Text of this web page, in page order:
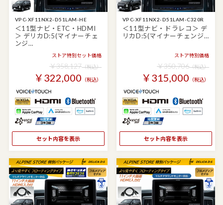
VPC-XF11NX2-D51LAM-HE
＜11型ナビ・ETC・HDMI
＞ デリカD:5(マイナーチェ
ンジ…
ストア特別セット価格
￥358,127（税込）
￥322,000 （税込）
セット内容を表示
VPC-XF11NX2-D51LAM-C320R
＜11型ナビ・ドラレコ＞ デ
リカD:5(マイナーチェンジ…
ストア特別価格
￥350,706（税込）
￥315,000 （税込）
セット内容を表示